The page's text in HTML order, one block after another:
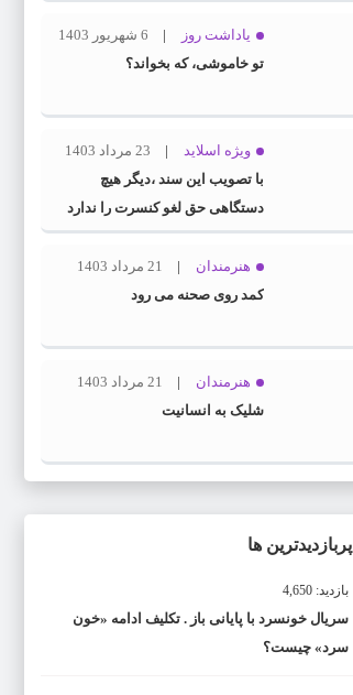
یاداشت روز
6 شهریور 1403
تو خاموشی، که بخواند؟
ویژه اسلاید
23 مرداد 1403
با تصویب این سند ،دیگر هیچ
دستگاهی حق لغو کنسرت را ندارد
هنرمندان
21 مرداد 1403
کمد روی صحنه می رود
هنرمندان
21 مرداد 1403
شلیک به انسانیت
پربازدیدترین ها
بازدید: 4,650
سریال خونسرد با پایانی باز . تکلیف ادامه «خون
سرد» چیست؟